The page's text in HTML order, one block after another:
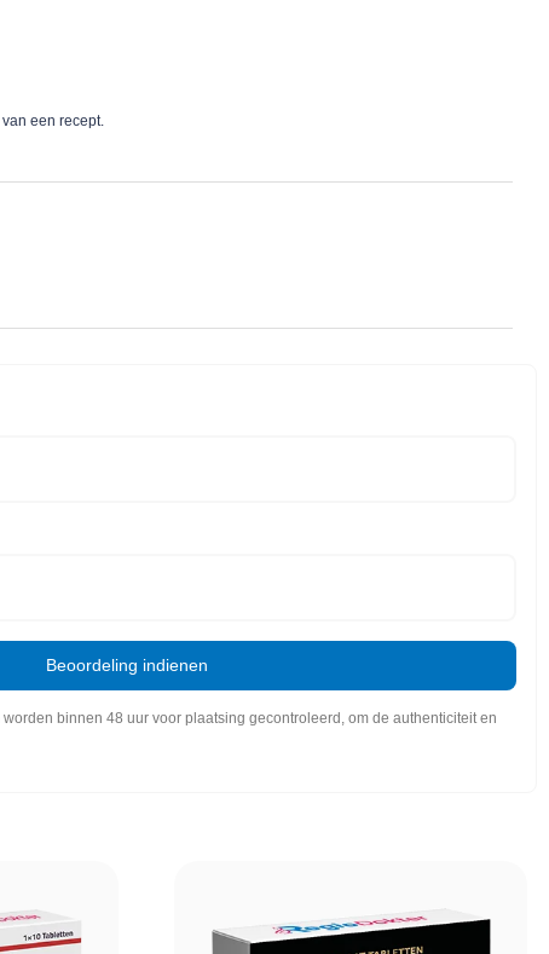
een recept.
Beoordeling indienen
binnen 48 uur voor plaatsing gecontroleerd, om de authenticiteit en